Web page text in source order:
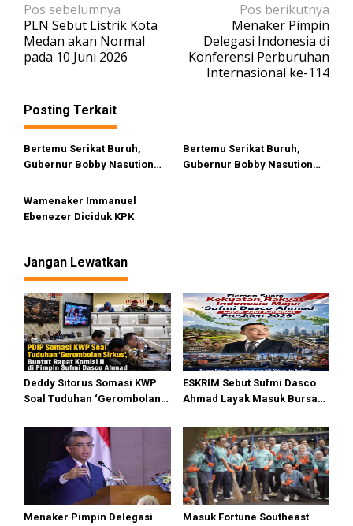
N
a
v
g
a
s
i
o
Pos sebelumnya
PLN Sebut Listrik Kota
Medan akan Normal
pada 10 Juni 2026
Pos berikutnya
Menaker Pimpin
Delegasi Indonesia di
Konferensi Perburuhan
Internasional ke-114
Posting Terkait
Bertemu Serikat Buruh,
Gubernur Bobby Nasution
Upah dan Rumah Subsidi
Bertemu Serikat Buruh,
Gubernur Bobby Nasution
Wamenaker Immanuel
Ebenezer Diciduk KPK
Jangan Lewatkan
Deddy Sitorus Somasi KWP
Soal Tuduhan ‘Gerombolan
II Dipimpin Sufmi Dasco
ESKRIM Sebut Sufmi Dasco
Ahmad Layak Masuk Bursa
Menaker Pimpin Delegasi
Masuk Fortune Southeast